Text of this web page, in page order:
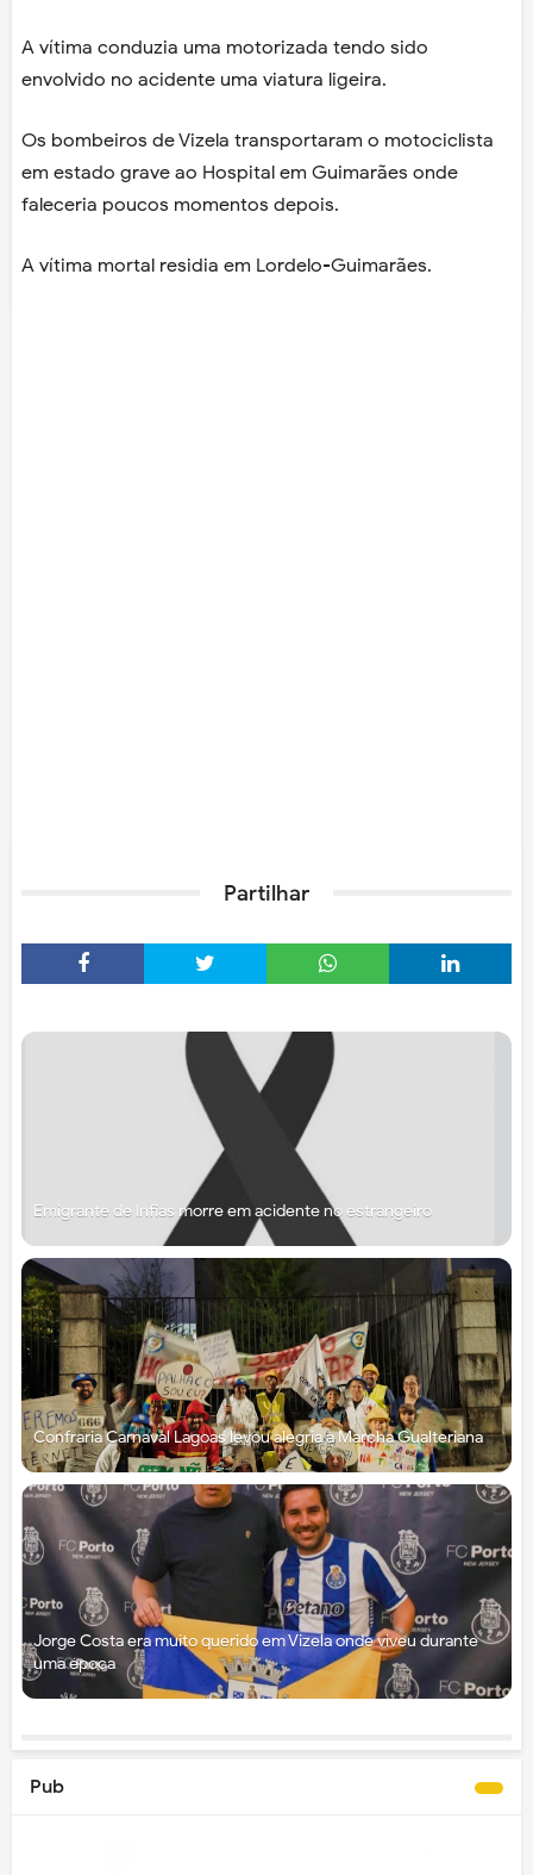
A vítima conduzia uma motorizada tendo sido
envolvido no acidente uma viatura ligeira.
Os bombeiros de Vizela transportaram o motociclista
em estado grave ao Hospital em Guimarães onde
faleceria poucos momentos depois.
A vítima mortal residia em Lordelo-Guimarães.
Partilhar
Emigrante de Infias morre em acidente no estrangeiro
Confraria Carnaval Lagoas levou alegria à Marcha Gualteriana
Jorge Costa era muito querido em Vizela onde viveu durante
uma época
Pub